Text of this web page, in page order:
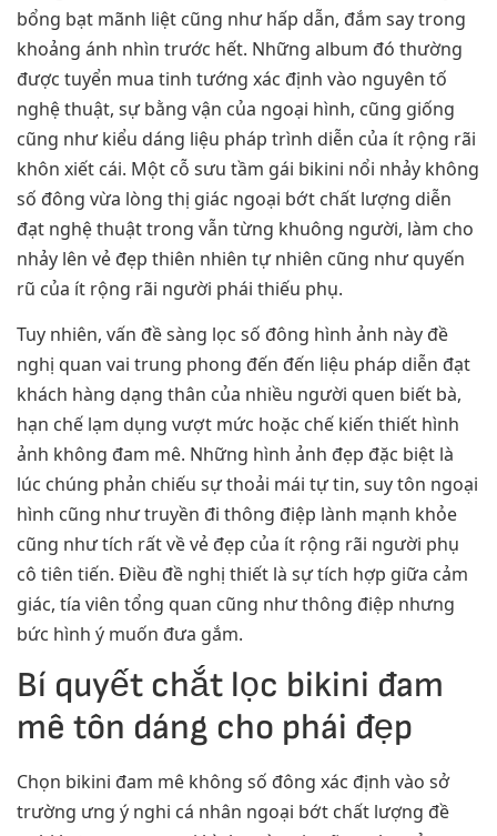
bổng bạt mãnh liệt cũng như hấp dẫn, đắm say trong
khoảng ánh nhìn trước hết. Những album đó thường
được tuyển mua tinh tướng xác định vào nguyên tố
nghệ thuật, sự bằng vận của ngoại hình, cũng giống
cũng như kiểu dáng liệu pháp trình diễn của ít rộng rãi
khôn xiết cái. Một cỗ sưu tầm gái bikini nổi nhảy không
số đông vừa lòng thị giác ngoại bớt chất lượng diễn
đạt nghệ thuật trong vẫn từng khuông người, làm cho
nhảy lên vẻ đẹp thiên nhiên tự nhiên cũng như quyến
rũ của ít rộng rãi người phái thiếu phụ.
Tuy nhiên, vấn đề sàng lọc số đông hình ảnh này đề
nghị quan vai trung phong đến đến liệu pháp diễn đạt
khách hàng dạng thân của nhiều người quen biết bà,
hạn chế lạm dụng vượt mức hoặc chế kiến thiết hình
ảnh không đam mê. Những hình ảnh đẹp đặc biệt là
lúc chúng phản chiếu sự thoải mái tự tin, suy tôn ngoại
hình cũng như truyền đi thông điệp lành mạnh khỏe
cũng như tích rất về vẻ đẹp của ít rộng rãi người phụ
cô tiên tiến. Điều đề nghị thiết là sự tích hợp giữa cảm
giác, tía viên tổng quan cũng như thông điệp nhưng
bức hình ý muốn đưa gắm.
Bí quyết chắt lọc bikini đam
mê tôn dáng cho phái đẹp
Chọn bikini đam mê không số đông xác định vào sở
trường ưng ý nghi cá nhân ngoại bớt chất lượng đề